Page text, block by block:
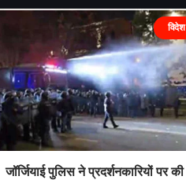
विदेश
जॉर्जियाई पुलिस ने प्रदर्शनकारियों पर की